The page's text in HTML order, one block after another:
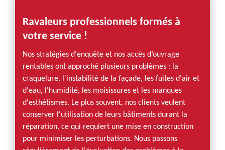
Ravaleurs professionnels formés à
votre service !
Nos stratégies d'enquête et nos accès d’ouvrage
rentables ont approché plusieurs problèmes : la
craquelure, l'instabilité de la façade, les fuites d'air et
d'eau, l'humidité, les moisissures et les manques
d'esthétismes. Le plus souvent, nos clients veulent
conserver l'utilisation de leurs bâtiments durant la
réparation, ce qui requiert une mise en construction
pour minimiser les perturbations. Nous passons